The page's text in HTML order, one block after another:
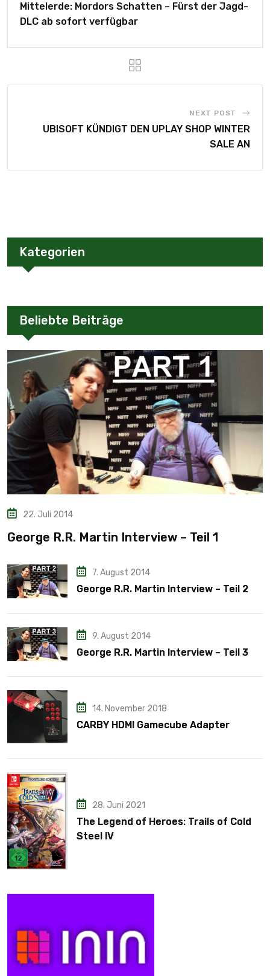
Mittelerde: Mordors Schatten – Fürst der Jagd-
DLC ab sofort verfügbar
NEXT POST
UBISOFT KÜNDIGT DEN UPLAY SHOP WINTER
SALE AN
Kategorien
Beliebte Beiträge
22. Juli 2014
George R.R. Martin Interview – Teil 1
7. August 2014
George R.R. Martin Interview – Teil 2
9. August 2014
George R.R. Martin Interview – Teil 3
14. November 2018
CARBY HDMI Gamecube Adapter
28. Juni 2021
The Legend of Heroes: Trails of Cold
Steel IV